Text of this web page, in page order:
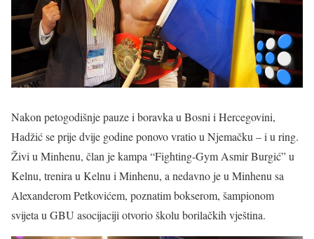
Nakon petogodišnje pauze i boravka u Bosni i Hercegovini,
Hadžić se prije dvije godine ponovo vratio u Njemačku – i u ring.
Živi u Minhenu, član je kampa “Fighting-Gym Asmir Burgić” u
Kelnu, trenira u Kelnu i Minhenu, a nedavno je u Minhenu sa
Alexanderom Petkovićem, poznatim bokserom, šampionom
svijeta u GBU asocijaciji otvorio školu borilačkih vještina.